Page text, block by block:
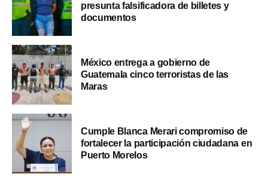
presunta falsificadora de billetes y
documentos
México entrega a gobierno de
Guatemala cinco terroristas de las
Maras
Cumple Blanca Merari compromiso de
fortalecer la participación ciudadana en
Puerto Morelos